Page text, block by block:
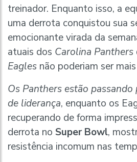
treinador. Enquanto isso, a
uma derrota conquistou sua
emocionante virada da
atuais dos Carolina Panthers
Eagles não poderiam ser
Os Panthers estão
de liderança, enquanto os
recuperando de forma
derrota no Super Bowl,
resistência incomum nas